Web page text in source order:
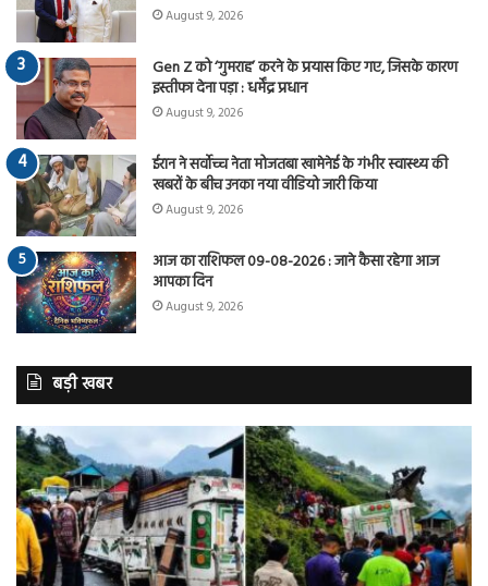
August 9, 2026
Gen Z को ‘गुमराह’ करने के प्रयास किए गए, जिसके कारण
इस्तीफा देना पड़ा : धर्मेंद्र प्रधान
August 9, 2026
ईरान ने सर्वोच्च नेता मोजतबा खामेनेई के गंभीर स्वास्थ्य की
खबरों के बीच उनका नया वीडियो जारी किया
August 9, 2026
आज का राशिफल 09-08-2026 : जाने कैसा रहेगा आज
आपका दिन
August 9, 2026
बड़ी खबर